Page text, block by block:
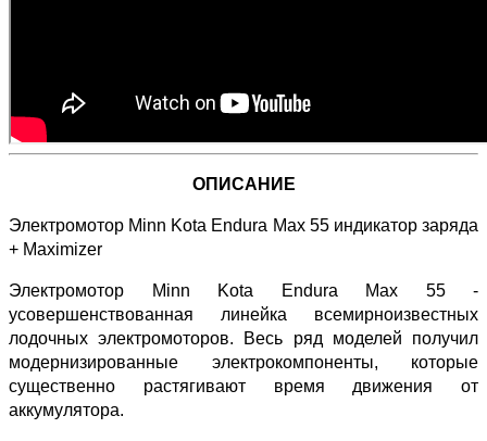
ОПИСАНИЕ
Электромотор Minn Kota Endura Max 55 индикатор заряда
+ Maximizer
Электромотор Minn Kota Endura Max 55 -
усовершенствованная линейка всемирноизвестных
лодочных электромоторов. Весь ряд моделей получил
модернизированные электрокомпоненты, которые
существенно растягивают время движения от
аккумулятора.